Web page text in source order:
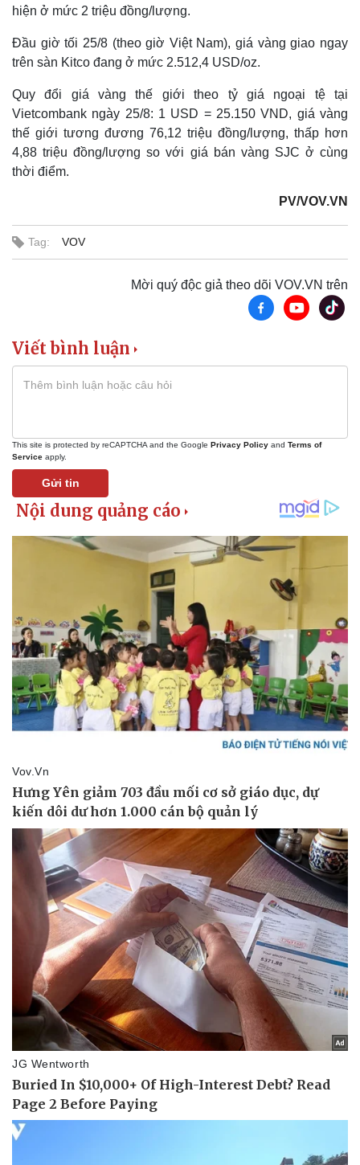
Kinh tế
Khởi nghiệp
Thị trường
Giá vàng
Tiêu dùng
Tỷ giá
Giá cà phê
Pháp luật
Vụ án
Tin nóng
Quân sự - Quốc phòng
Việt Nam
Phân tích
Thể thao
Bóng đá
Lịch thi đấu bóng đá
Thế giới thể thao
eSports
Hậu trường
Ô tô - Xe máy
Ô tô
Xe máy
Tư vấn
hiện ở mức 2 triệu đồng/lượng.
Đầu giờ tối 25/8 (theo giờ Việt Nam), giá vàng giao ngay
trên sàn Kitco đang ở mức 2.512,4 USD/oz.
Quy đổi giá vàng thế giới theo tỷ giá ngoại tệ tại
Vietcombank ngày 25/8: 1 USD = 25.150 VND, giá vàng
thế giới tương đương 76,12 triệu đồng/lượng, thấp hơn
4,88 triệu đồng/lượng so với giá bán vàng SJC ở cùng
thời điểm.
PV/VOV.VN
Tag: VOV
Mời quý độc giả theo dõi VOV.VN trên
Viết bình luận
This site is protected by reCAPTCHA and the Google Privacy Policy and Terms of
Service apply.
Gửi tin